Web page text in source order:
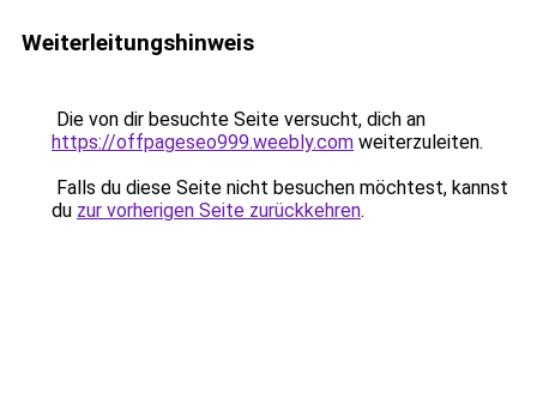
Weiterleitungshinweis
Die von dir besuchte Seite versucht, dich an
https://offpageseo999.weebly.com weiterzuleiten.
Falls du diese Seite nicht besuchen möchtest, kannst
du zur vorherigen Seite zurückkehren.